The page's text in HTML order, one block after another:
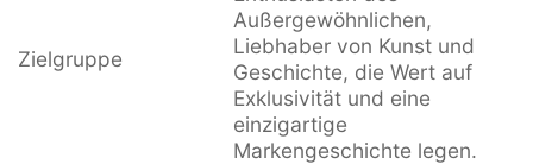
Zielgruppe
Außergewöhnlichen,
Liebhaber von Kunst und
Geschichte, die Wert auf
Exklusivität und eine
einzigartige
Markengeschichte legen.